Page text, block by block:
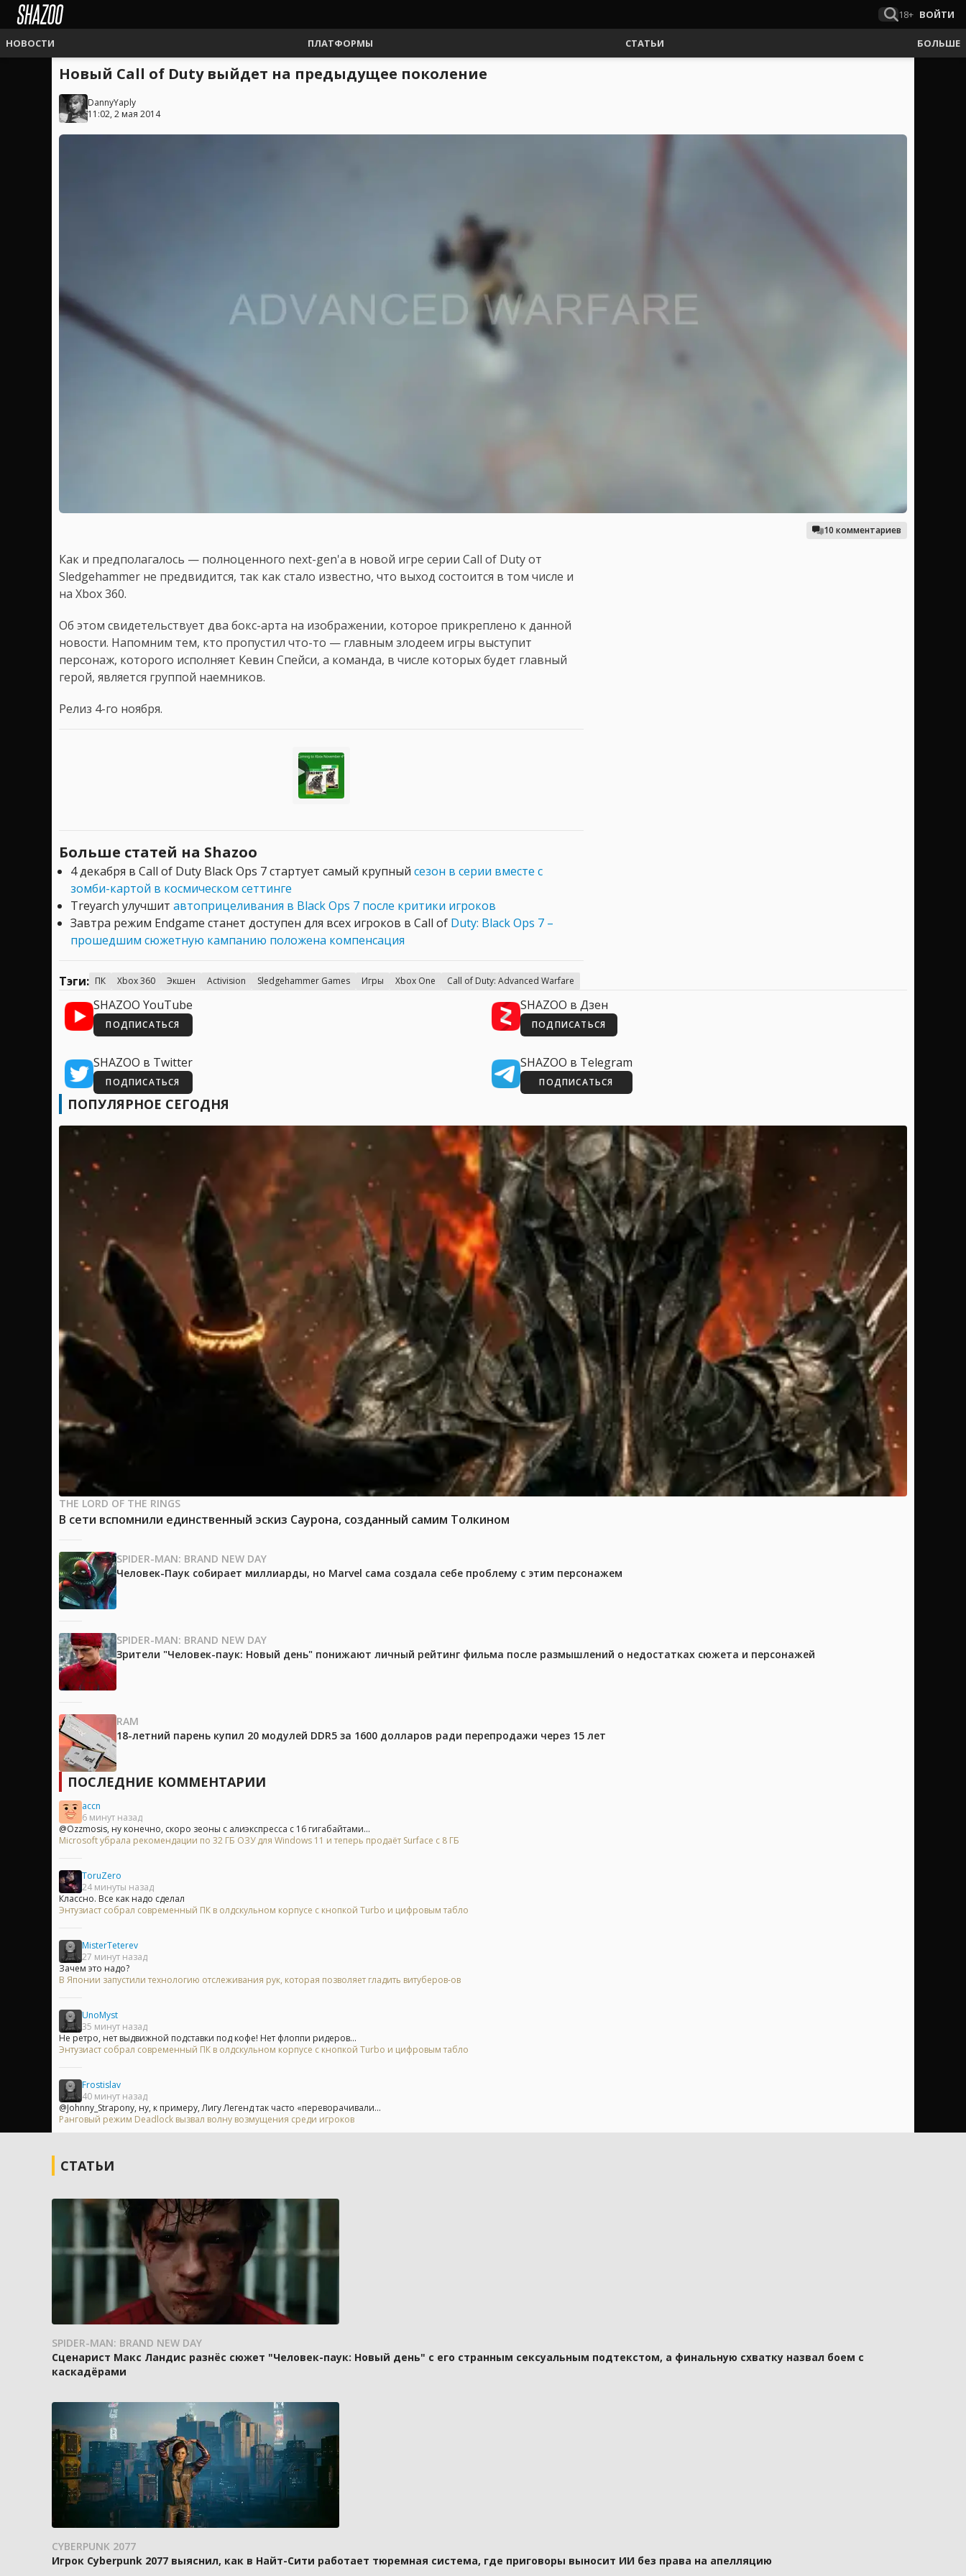
18+ ВОЙТИ
НОВОСТИ ПЛАТФОРМЫ СТАТЬИ БОЛЬШЕ
Новый Call of Duty выйдет на предыдущее поколение
DannyYaply
11:02, 2 мая 2014
10 комментариев
Как и предполагалось — полноценного next-gen'а в новой игре серии Call of Duty от
Sledgehammer не предвидится, так как стало известно, что выход состоится в том числе и
на Xbox 360.
Об этом свидетельствует два бокс-арта на изображении, которое прикреплено к данной
новости. Напомним тем, кто пропустил что-то — главным злодеем игры выступит
персонаж, которого исполняет Кевин Спейси, а команда, в числе которых будет главный
герой, является группой наемников.
Релиз 4-го ноября.
Больше статей на Shazoo
4 декабря в Call of Duty Black Ops 7 стартует самый крупный сезон в серии вместе с
зомби-картой в космическом сеттинге
Treyarch улучшит автоприцеливания в Black Ops 7 после критики игроков
Завтра режим Endgame станет доступен для всех игроков в Call of Duty: Black Ops 7 –
прошедшим сюжетную кампанию положена компенсация
Тэги: ПК Xbox 360 Экшен Activision Sledgehammer Games Игры Xbox One Call of Duty: Advanced Warfare
SHAZOO YouTube
ПОДПИСАТЬСЯ
SHAZOO в Дзен
ПОДПИСАТЬСЯ
SHAZOO в Twitter
ПОДПИСАТЬСЯ
SHAZOO в Telegram
ПОДПИСАТЬСЯ
ПОПУЛЯРНОЕ СЕГОДНЯ
THE LORD OF THE RINGS
В сети вспомнили единственный эскиз Саурона, созданный самим Толкином
SPIDER-MAN: BRAND NEW DAY
Человек-Паук собирает миллиарды, но Marvel сама создала себе проблему с этим персонажем
SPIDER-MAN: BRAND NEW DAY
Зрители "Человек-паук: Новый день" понижают личный рейтинг фильма после размышлений о недостатках сюжета и персонажей
RAM
18-летний парень купил 20 модулей DDR5 за 1600 долларов ради перепродажи через 15 лет
ПОСЛЕДНИЕ КОММЕНТАРИИ
accn
6 минут назад
@Ozzmosis, ну конечно, скоро зеоны с алиэкспресса с 16 гигабайтами...
Microsoft убрала рекомендации по 32 ГБ ОЗУ для Windows 11 и теперь продаёт Surface с 8 ГБ
ToruZero
24 минуты назад
Классно. Все как надо сделал
Энтузиаст собрал современный ПК в олдскульном корпусе с кнопкой Turbo и цифровым табло
MisterTeterev
27 минут назад
Зачем это надо?
В Японии запустили технологию отслеживания рук, которая позволяет гладить витуберов-ов
UnoMyst
35 минут назад
Не ретро, нет выдвижной подставки под кофе! Нет флоппи ридеров...
Энтузиаст собрал современный ПК в олдскульном корпусе с кнопкой Turbo и цифровым табло
Frostislav
40 минут назад
@Johnny_Strapony, ну, к примеру, Лигу Легенд так часто «переворачивали...
Ранговый режим Deadlock вызвал волну возмущения среди игроков
СТАТЬИ
SPIDER-MAN: BRAND NEW DAY
Сценарист Макс Ландис разнёс сюжет "Человек-паук: Новый день" с его странным сексуальным подтекстом, а финальную схватку назвал боем с
каскадёрами
CYBERPUNK 2077
Игрок Cyberpunk 2077 выяснил, как в Найт-Сити работает тюремная система, где приговоры выносит ИИ без права на апелляцию